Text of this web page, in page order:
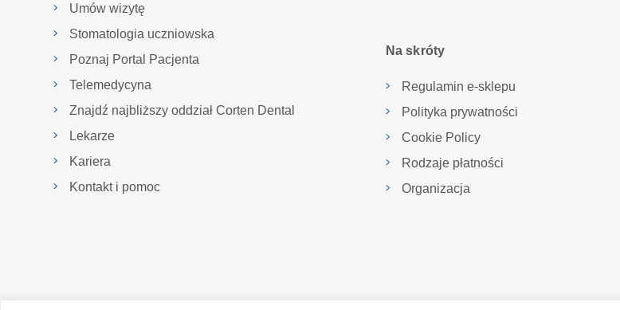
Umów wizytę
Stomatologia uczniowska
Poznaj Portal Pacjenta
Telemedycyna
Znajdź najbliższy oddział Corten Dental
Lekarze
Kariera
Kontakt i pomoc
Na skróty
Regulamin e-sklepu
Polityka prywatności
Cookie Policy
Rodzaje płatności
Organizacja